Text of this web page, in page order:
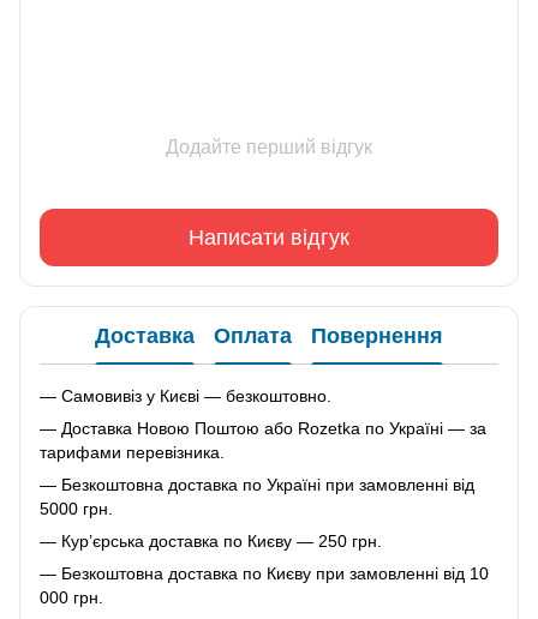
Додайте перший відгук
Написати відгук
Доставка Оплата Повернення
— Самовивіз у Києві — безкоштовно.
— Доставка Новою Поштою або Rozetka по Україні — за
тарифами перевізника.
— Безкоштовна доставка по Україні при замовленні від
5000 грн.
— Кур’єрська доставка по Києву — 250 грн.
— Безкоштовна доставка по Києву при замовленні від 10
000 грн.